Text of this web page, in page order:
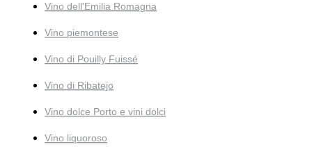
Vino dell'Emilia Romagna
Vino piemontese
Vino di Pouilly Fuissé
Vino di Ribatejo
Vino dolce Porto e vini dolci
Vino liquoroso